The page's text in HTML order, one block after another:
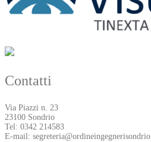
Contatti
Via Piazzi n. 23
23100 Sondrio
Tel: 0342 214583
E-mail: